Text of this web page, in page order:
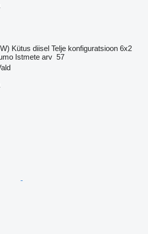
Kütus diisel Telje konfiguratsioon 6x2
Istmete arv 57